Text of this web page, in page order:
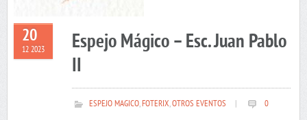
20
12 2023
Espejo Mágico – Esc. Juan Pablo
II
ESPEJO MAGICO,FOTERIX,OTROS EVENTOS 0